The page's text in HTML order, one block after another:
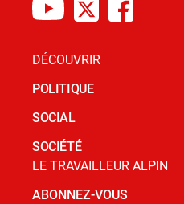
DÉCOUVRIR
POLITIQUE
SOCIAL
SOCIÉTÉ
LE TRAVAILLEUR ALPIN
ABONNEZ-VOUS